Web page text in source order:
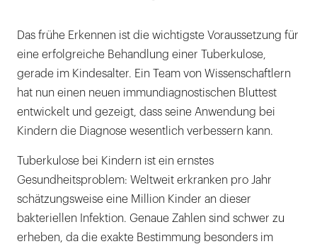
Das frühe Erkennen ist die wichtigste Voraussetzung für
eine erfolgreiche Behandlung einer Tuberkulose,
gerade im Kindesalter. Ein Team von Wissenschaftlern
hat nun einen neuen immundiagnostischen Bluttest
entwickelt und gezeigt, dass seine Anwendung bei
Kindern die Diagnose wesentlich verbessern kann.
Tuberkulose bei Kindern ist ein ernstes
Gesundheitsproblem: Weltweit erkranken pro Jahr
schätzungsweise eine Million Kinder an dieser
bakteriellen Infektion. Genaue Zahlen sind schwer zu
erheben, da die exakte Bestimmung besonders im